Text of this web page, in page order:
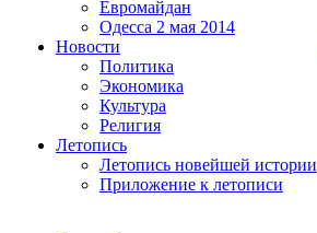
Евромайдан
Одесса 2 мая 2014
Новости
Политика
Экономика
Культура
Религия
Летопись
Летопись новейшей истории
Приложение к летописи